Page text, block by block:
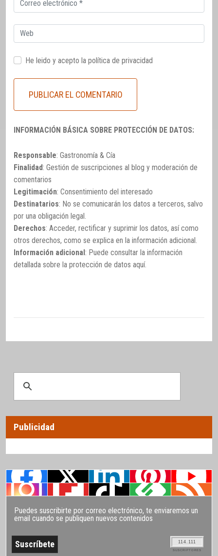
electrónico
Web
He leido y acepto la política de privacidad
INFORMACIÓN BÁSICA SOBRE PROTECCIÓN DE DATOS:
Responsable: Gastronomía & Cía
Finalidad: Gestión de suscripciones al blog y moderación de
comentarios
Legitimación: Consentimiento del interesado
Destinatarios: No se comunicarán los datos a terceros, salvo
por una obligación legal.
Derechos: Acceder, rectificar y suprimir los datos, así como
otros derechos, como se explica en la información adicional.
Información adicional: Puede consultar la información
detallada sobre la protección de datos aquí.
Publicidad
Puedes suscribirte por correo electrónico, te enviaremos un
email cuando se publiquen nuevos contenidos
114.111
SUSCRIPTORES